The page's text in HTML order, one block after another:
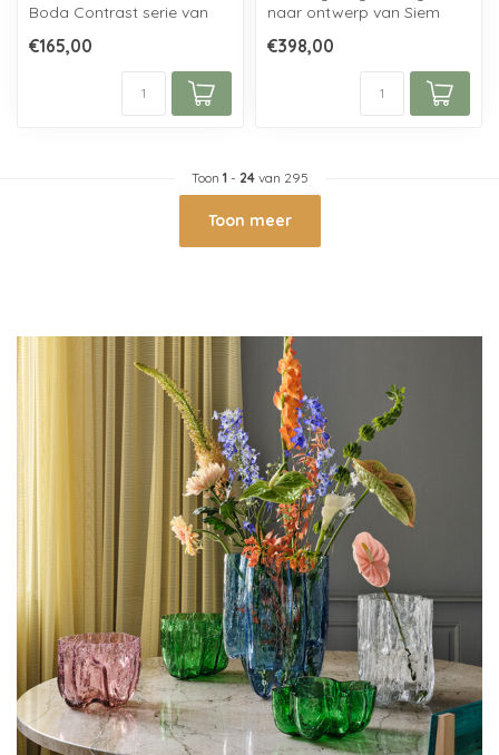
Boda Contrast serie van
uit ...
€165,00
naar ontwerp van Siem
Royal...
€398,00
Toon 1- 24van 295
Toon meer